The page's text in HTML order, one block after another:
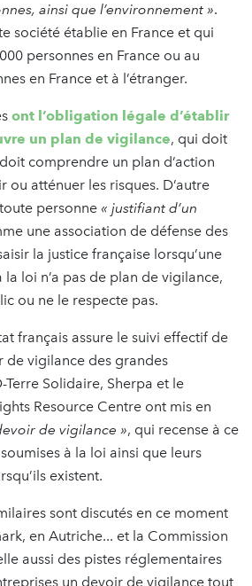
ainsi que l’environnement ».
société établie en France et qui
personnes en France ou au
en France et à l’étranger.
ont l’obligation légale d’établir
un plan de vigilance, qui doit
comprendre un plan d’action
ou atténuer les risques. D’autre
personne « justifiant d’un
une association de défense des
la justice française lorsqu’une
loi n’a pas de plan de vigilance,
ou ne le respecte pas.
français assure le suivi effectif de
de vigilance des grandes
Terre Solidaire, Sherpa et le
Resource Centre ont mis en
de vigilance », qui recense à ce
à la loi ainsi que leurs
existent.
sont discutés en ce moment
en Autriche... et la Commission
aussi des pistes réglementaires
un devoir de vigilance tout